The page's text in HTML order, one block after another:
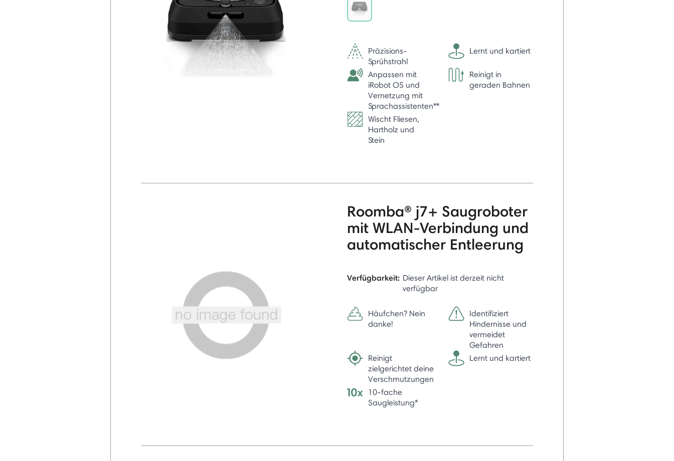
Präzisions-
Sprühstrahl
Lernt und kartiert
Anpassen mit
iRobot OS und
Vernetzung mit
Sprachassistenten**
Reinigt in
geraden Bahnen
Wischt Fliesen,
Hartholz und
Stein
Roomba® j7+ Saugroboter
mit WLAN-Verbindung und
automatischer Entleerung
Verfügbarkeit: Dieser Artikel ist derzeit nicht
verfügbar
Häufchen? Nein
danke!
Identifiziert
Hindernisse und
vermeidet
Gefahren
Reinigt
zielgerichtet deine
Verschmutzungen
Lernt und kartiert
10-fache
Saugleistung*